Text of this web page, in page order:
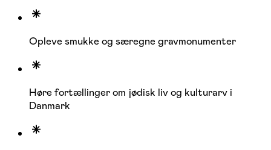
Opleve smukke og særegne gravmonumenter
Høre fortællinger om jødisk liv og kulturarv i
Danmark